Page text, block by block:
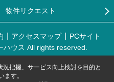
物件リクエスト
アクセスマップ
PCサイト
ウス All rights reserved.
把握、サービス向上検討を目的と
ます。